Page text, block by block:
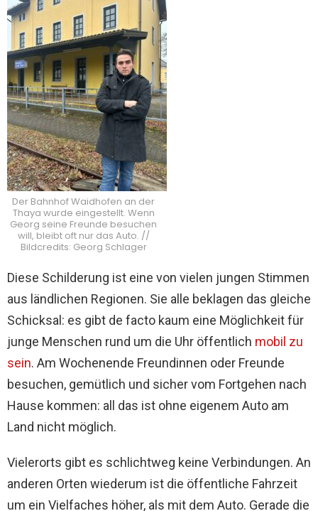
Der Bahnhof Waidhofen an der
Thaya wurde eingestellt. Wenn
Georg seine Freunde besuchen
will, bleibt oft nur das Auto. //
Bildcredits: Georg Schlager
Diese Schilderung ist eine von vielen jungen Stimmen
aus ländlichen Regionen. Sie alle beklagen das gleiche
Schicksal: es gibt de facto kaum eine Möglichkeit für
junge Menschen rund um die Uhr öffentlich mobil zu
sein. Am Wochenende Freundinnen oder Freunde
besuchen, gemütlich und sicher vom Fortgehen nach
Hause kommen: all das ist ohne eigenem Auto am
Land nicht möglich.
Vielerorts gibt es schlichtweg keine Verbindungen. An
anderen Orten wiederum ist die öffentliche Fahrzeit
um ein Vielfaches höher, als mit dem Auto. Gerade die